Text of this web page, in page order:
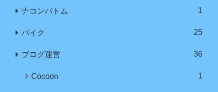
ナコンパトム 1
バイク 25
ブログ運営 36
Cocoon 1